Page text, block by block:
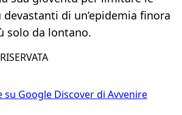
devastanti di un’epidemia finora
solo da lontano.
su Google Discover di Avvenire